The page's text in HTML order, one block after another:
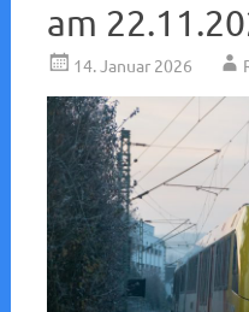
am
14. Januar 2026